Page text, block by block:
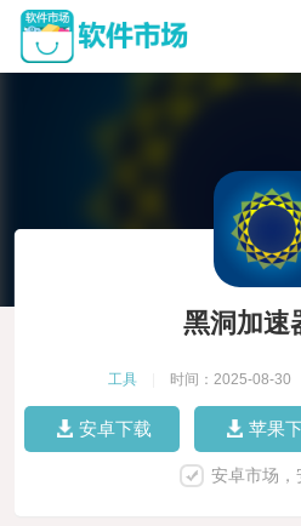
黑洞加速
工具 时间：2025-08-30
安卓下载 苹果
安卓市场，